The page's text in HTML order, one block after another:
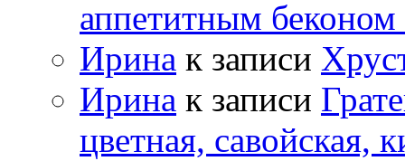
аппетитным
Ирина к записи
Ирина к записи
цветная, савойская,